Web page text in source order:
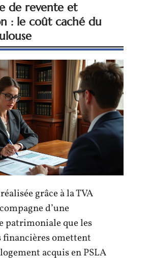
de revente et
: le coût caché du
grâce à la TVA
d’une
patrimoniale que les
omettent
acquis en PSLA